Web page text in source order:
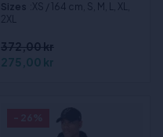
Sizes :XS / 164 cm, S, M, L, XL,
2XL
372,00 kr
275,00 kr